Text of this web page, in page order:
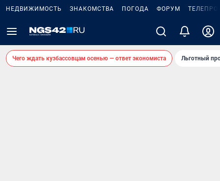
НЕДВИЖИМОСТЬ ЗНАКОМСТВА ПОГОДА ФОРУМ
Чего ждать кузбассовцам осенью — ответ экономиста Льготный